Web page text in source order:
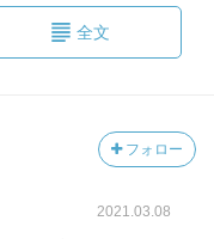
全文
フォロー
2021.03.08